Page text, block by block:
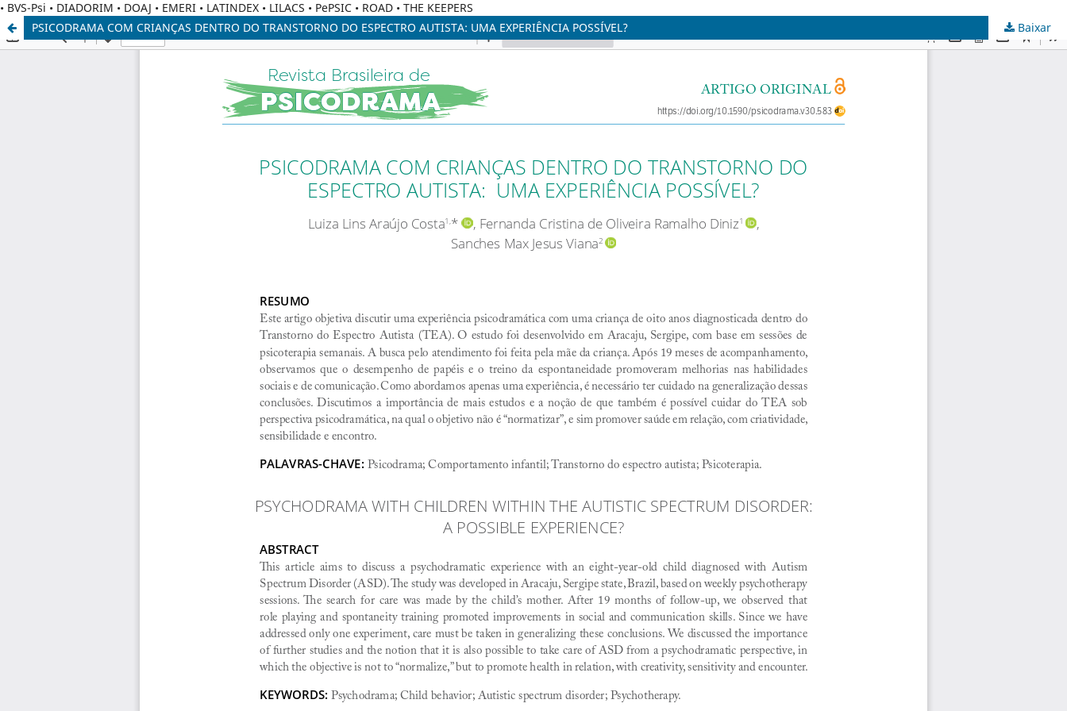
• BVS-Psi • DIADORIM • DOAJ • EMERI • LATINDEX • LILACS • PePSIC • ROAD • THE KEEPERS
PSICODRAMA COM CRIANÇAS DENTRO DO TRANSTORNO DO ESPECTRO AUTISTA: UMA EXPERIÊNCIA POSSÍVEL?
Baixar